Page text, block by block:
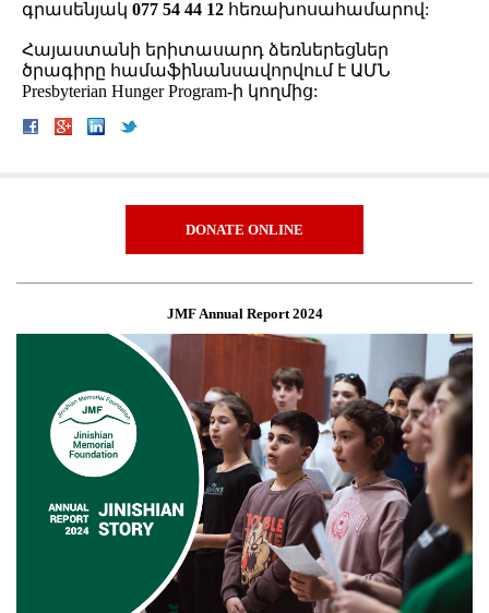
գրասենյակ 077 54 44 12 հեռախոսահամարով:
Հայաստանի երիտասարդ ձեռներեցներ
ծրագիրը համաֆինանսավորվում է ԱՄՆ
Presbyterian Hunger Program-ի կողմից:
DONATE ONLINE
JMF Annual Report 2024